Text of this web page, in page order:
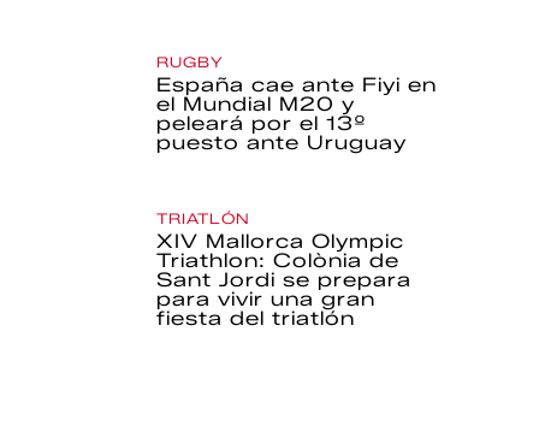
RUGBY
España cae ante Fiyi en
el Mundial M20 y
peleará por el 13º
puesto ante Uruguay
TRIATLÓN
XIV Mallorca Olympic
Triathlon: Colònia de
Sant Jordi se prepara
para vivir una gran
fiesta del triatlón